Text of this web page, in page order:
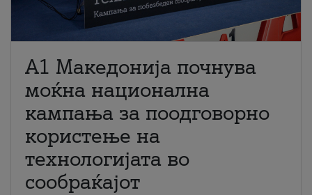
A1 Македонија почнува
моќна национална
кампања за поодговорно
користење на
технологијата во
сообраќајот